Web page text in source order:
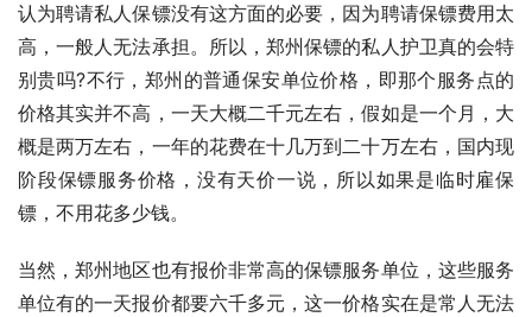
认为聘请私人保镖没有这方面的必要，因为聘请保镖费用太
高，一般人无法承担。所以，郑州保镖的私人护卫真的会特
别贵吗?不行，郑州的普通保安单位价格，即那个服务点的
价格其实并不高，一天大概二千元左右，假如是一个月，大
概是两万左右，一年的花费在十几万到二十万左右，国内现
阶段保镖服务价格，没有天价一说，所以如果是临时雇保
镖，不用花多少钱。
当然，郑州地区也有报价非常高的保镖服务单位，这些服务
单位有的一天报价都要六千多元，这一价格实在是常人无法